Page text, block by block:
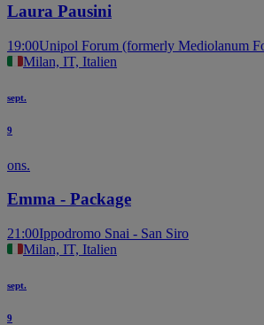
Laura Pausini
19:00Unipol Forum (formerly Mediolanum
Milan, IT, Italien
sept.
9
ons.
Emma - Package
21:00Ippodromo Snai - San Siro
Milan, IT, Italien
sept.
9